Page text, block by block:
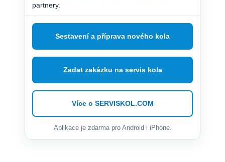
partnery.
Sestavení a příprava nového kola
Zadat zakázku na servis kola
Více o SERVISKOL.COM
Aplikace je zdarma pro Android i iPhone.